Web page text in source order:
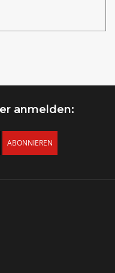
anmelden:
ABONNIEREN